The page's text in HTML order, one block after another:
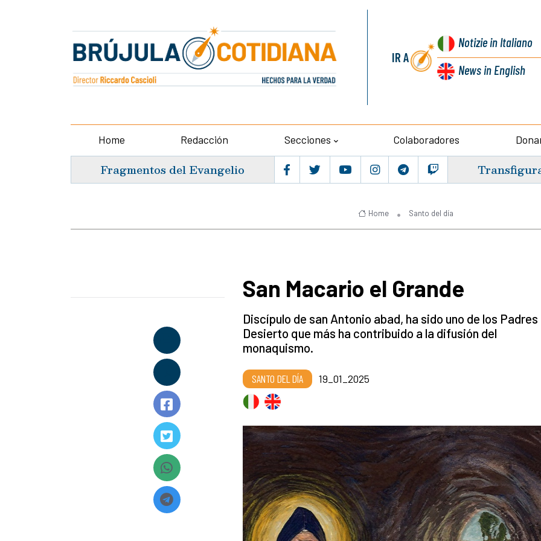
IR A
Notiziein Italiano
News in English
Home Redacción Secciones Colaboradores
Fragmentos del Evangelio
Home Santo del día
San Macario el Grande
Discípulo de san Antonio abad, ha sido uno de los Padres
Desierto que más ha contribuido a la difusión del
monaquismo.
SANTO DEL DÍA 19_01_2025